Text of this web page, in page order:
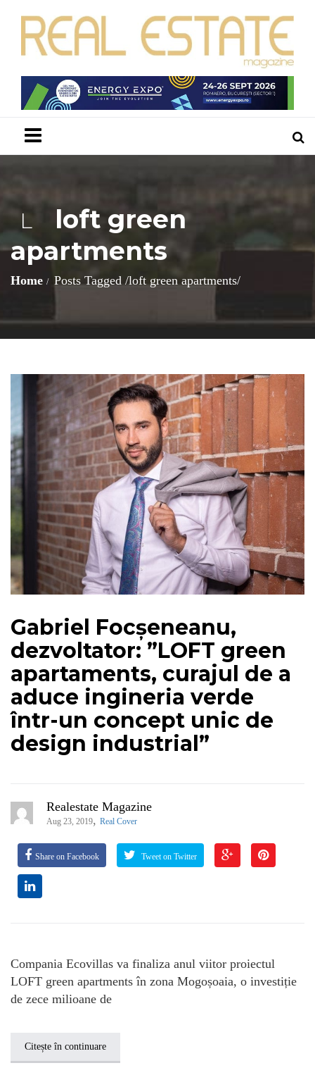
L
loft green
apartments
Home Posts Tagged /loft green apartments/
Gabriel Focșeneanu,
dezvoltator: ”LOFT green
apartaments, curajul de a
aduce ingineria verde
într-un concept unic de
design industrial”
Realestate Magazine
Aug 23, 2019, Real Cover
Share on Facebook Tweet on Twitter
Compania Ecovillas va finaliza anul viitor proiectul
LOFT green apartments în zona Mogoșoaia, o investiție
de zece milioane de
Citește în continuare